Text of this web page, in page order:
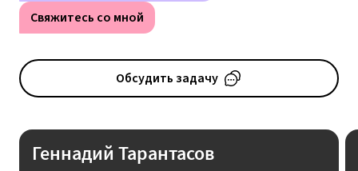
Свяжитесь со мной
Обсудить задачу
Геннадий Тарантасов